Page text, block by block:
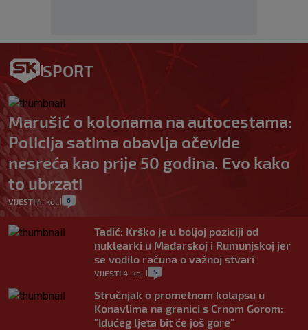
SPORT
Marušić o kolonama na autocestama:
Policija satima obavlja očevide
nesreća kao prije 50 godina. Evo kako
to ubrzati
VIJESTI 4. kol. 6
Tadić: Krško je u boljoj poziciji od
nuklearki u Mađarskoj i Rumunjskoj jer
se vodilo računa o važnoj stvari
VIJESTI 4. kol. 5
Stručnjak o prometnom kolapsu u
Konavlima na granici s Crnom Gorom:
"Idućeg ljeta bit će još gore"